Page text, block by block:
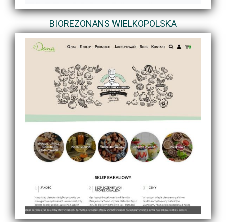
BIOREZONANS WIELKOPOLSKA